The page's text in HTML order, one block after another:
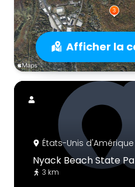
Afficher la
États-Unis d'Amérique
Nyack Beach State
3 km